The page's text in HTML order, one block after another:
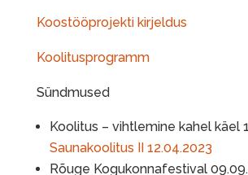
Koostööprojekti kirjeldus
Koolitusprogramm
Sündmused
Koolitus – vihtlemine kahel käel
Saunakoolitus II 12.04.2023
Rõuge Kogukonnafestival